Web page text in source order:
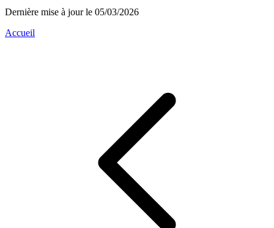
Dernière mise à jour le 05/03/2026
Accueil